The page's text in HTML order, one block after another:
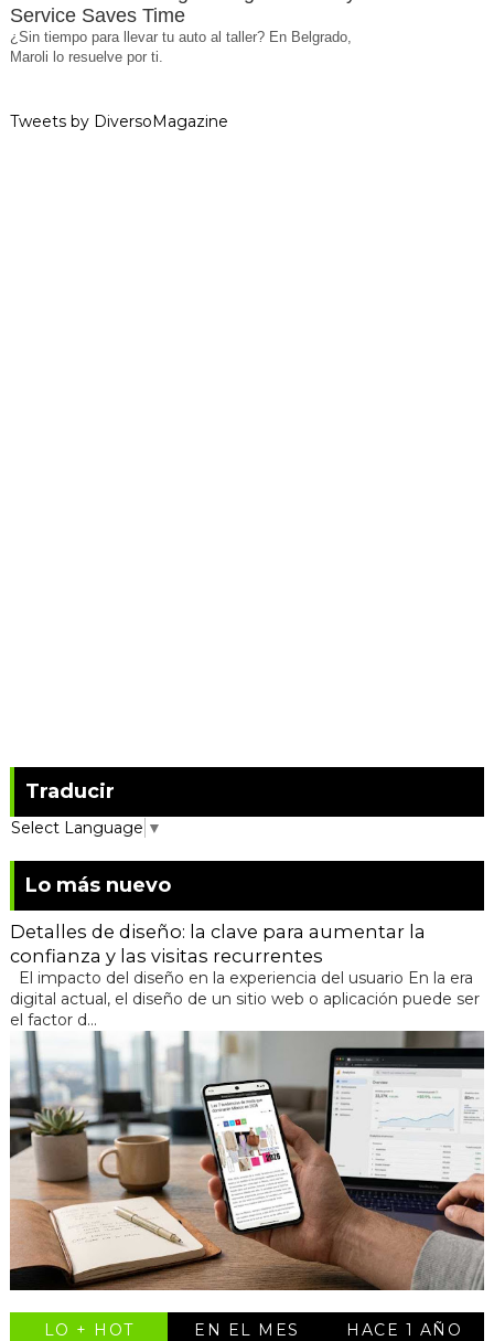
Service Saves Time
¿Sin tiempo para llevar tu auto al taller? En Belgrado,
Maroli lo resuelve por ti.
Tweets by DiversoMagazine
Traducir
Select Language ▼
Lo más nuevo
Detalles de diseño: la clave para aumentar la
confianza y las visitas recurrentes
El impacto del diseño en la experiencia del usuario En la era
digital actual, el diseño de un sitio web o aplicación puede ser
el factor d...
LO + HOT EN EL MES HACE 1 AÑO